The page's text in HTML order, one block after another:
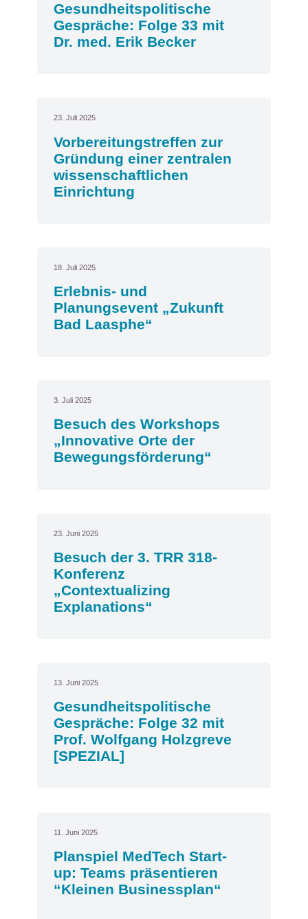
Gesundheitspolitische
Gespräche: Folge 33 mit
Dr. med. Erik Becker
23. Juli 2025
Vorbereitungstreffen zur
Gründung einer zentralen
wissenschaftlichen
Einrichtung
18. Juli 2025
Erlebnis- und
Planungsevent „Zukunft
Bad Laasphe“
3. Juli 2025
Besuch des Workshops
„Innovative Orte der
Bewegungsförderung“
23. Juni 2025
Besuch der 3. TRR 318-
Konferenz
„Contextualizing
Explanations“
13. Juni 2025
Gesundheitspolitische
Gespräche: Folge 32 mit
Prof. Wolfgang Holzgreve
[SPEZIAL]
11. Juni 2025
Planspiel MedTech Start-
up: Teams präsentieren
“Kleinen Businessplan“